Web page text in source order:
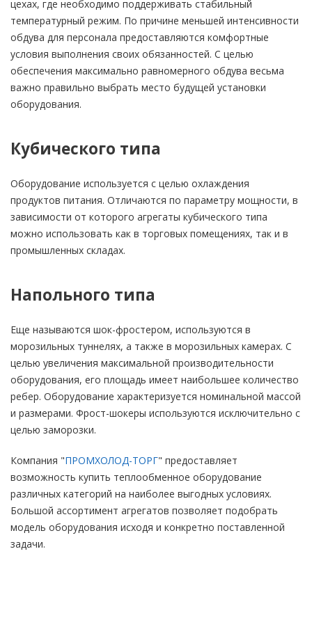
цехах, где необходимо поддерживать стабильный
температурный режим. По причине меньшей интенсивности
обдува для персонала предоставляются комфортные
условия выполнения своих обязанностей. С целью
обеспечения максимально равномерного обдува весьма
важно правильно выбрать место будущей установки
оборудования.
Кубического типа
Оборудование используется с целью охлаждения
продуктов питания. Отличаются по параметру мощности, в
зависимости от которого агрегаты кубического типа
можно использовать как в торговых помещениях, так и в
промышленных складах.
Напольного типа
Еще называются шок-фростером, используются в
морозильных туннелях, а также в морозильных камерах. С
целью увеличения максимальной производительности
оборудования, его площадь имеет наибольшее количество
ребер. Оборудование характеризуется номинальной массой
и размерами. Фрост-шокеры используются исключительно с
целью заморозки.
Компания "ПРОМХОЛОД-ТОРГ" предоставляет
возможность купить теплообменное оборудование
различных категорий на наиболее выгодных условиях.
Большой ассортимент агрегатов позволяет подобрать
модель оборудования исходя и конкретно поставленной
задачи.